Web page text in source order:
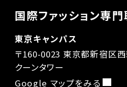
国際ファッション専
東京キャンパス
〒160-0023 東京都新宿区
クーンタワー
Google マップをみる